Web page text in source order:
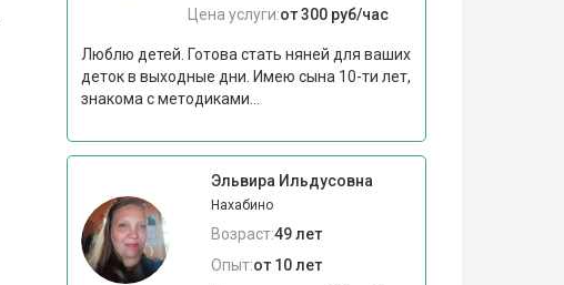
Цена услуги:от 300 руб/час
Люблю детей. Готова стать няней для ваших
деток в выходные дни. Имею сына 10-ти лет,
знакома с методиками...
Эльвира Ильдусовна
Нахабино
Возраст:49 лет
Опыт:от 10 лет